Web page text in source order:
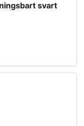
svart